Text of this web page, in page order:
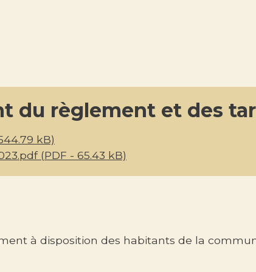
du règlement et des
kB)
(PDF - 65.43 kB)
à disposition des habitants de la